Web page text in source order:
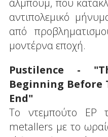
αντιπολεμικό
από
μοντέρνα εποχή.
Pustilence -
Beginning Before
End"
Το ντεμπούτο EP
metallers με το